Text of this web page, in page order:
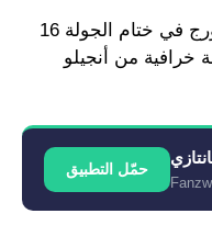
شهدت مباراة شتوتجارت وأوجسبورج في ختام الجولة 16
خرافية من أنجيلو
حمّل التطبيق